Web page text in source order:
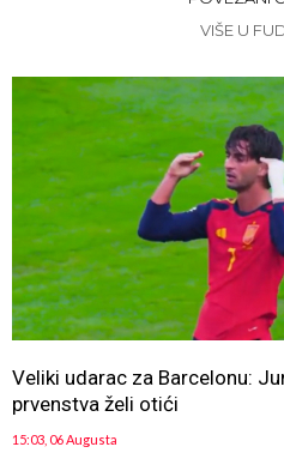
VIŠE U
Veliki udarac za Barcelonu:
prvenstva želi otići
15:03, 06 Augusta